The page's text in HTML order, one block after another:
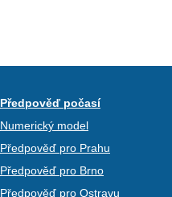
Předpověď počasí
Numerický model
Předpověď pro Prahu
Předpověď pro Brno
Předpověď pro Ostravu